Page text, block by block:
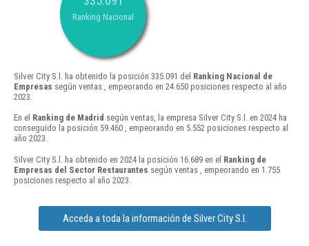
Ranking Nacional
Silver City S.l. ha obtenido la posición 335.091 del Ranking Nacional de
Empresas según ventas , empeorando en 24.650 posiciones respecto al año
2023.
En el Ranking de Madrid según ventas, la empresa Silver City S.l. en 2024 ha
conseguido la posición 59.460 , empeorando en 5.552 posiciones respecto al
año 2023.
Silver City S.l. ha obtenido en 2024 la posición 16.689 en el Ranking de
Empresas del Sector Restaurantes según ventas , empeorando en 1.755
posiciones respecto al año 2023.
Acceda a toda la información de Silver City S.l.